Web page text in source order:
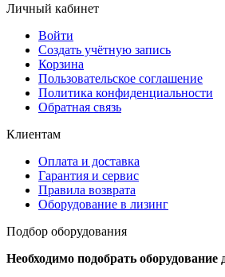
Личный кабинет
Войти
Создать учётную запись
Корзина
Пользовательское соглашение
Политика конфиденциальности
Обратная связь
Клиентам
Оплата и доставка
Гарантия и сервис
Правила возврата
Оборудование в лизинг
Подбор оборудования
Необходимо подобрать оборудование